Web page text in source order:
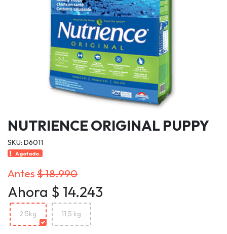
NUTRIENCE ORIGINAL PUPPY
SKU: D6011
Agotado.
Antes$ 18.990
Ahora $ 14.243
2,5kg 11,5 kg